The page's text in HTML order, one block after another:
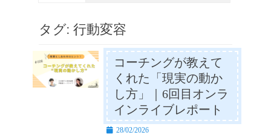
タグ: 行動変容
コーチングが教えて
くれた「現実の動か
し方」｜6回目オンラ
インライブレポート
投 28/02/2026